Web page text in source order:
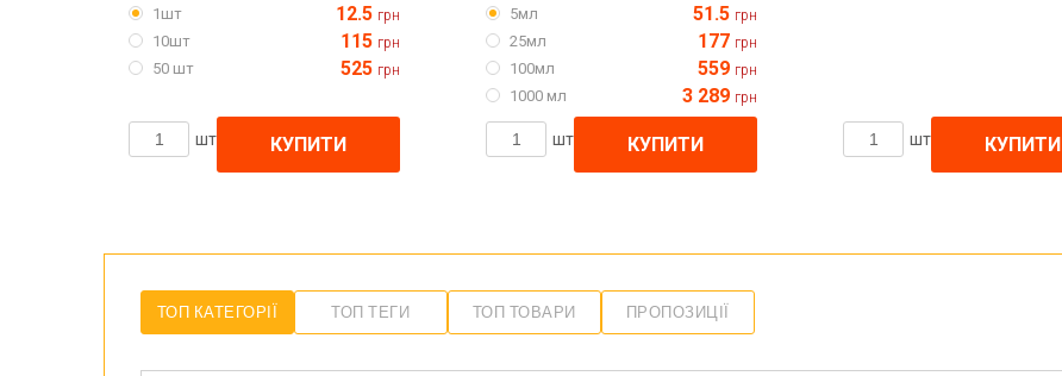
1шт 12.5 грн
10шт 115 грн
50 шт 525 грн
шт КУПИТИ
5мл 51.5 грн
25мл 177 грн
100мл 559 грн
1000 мл 3 289 грн
шт КУПИТИ шт КУПИТИ
ТОП КАТЕГОРІЇ ТОП ТЕГИ ТОП ТОВАРИ ПРОПОЗИЦІЇ